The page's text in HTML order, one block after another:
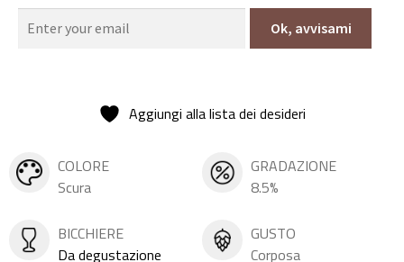
COLORE
Scura
GRADAZIONE
8.5%
BICCHIERE
Da degustazione
GUSTO
Corposa
Ok, avvisami
Aggiungi alla lista dei desideri